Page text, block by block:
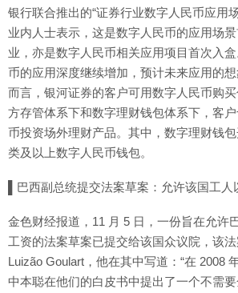
银行联合推出的“证券行业数字人民币应用
业内人士表示，这是数字人民币的应用场
业，亦是数字人民币相关应用项目首次入
币的应用深度继续增加，预计未来应用的
而言，银河证券的客户可用数字人民币购
方存管体系下和数字理财钱包体系下，客
币投资场外理财产品。其中，数字理财钱
类及以上数字人民币钱包。
▌巴西副总统提交法案草案：允许该国工人
金色财经报道，11 月 5 日，一份旨在允许
工资的法案草案已提交给该国众议院，该
Luizão Goulart，他在其中写道：“在 2008
中本聪在他们的白皮书中提出了一个不需